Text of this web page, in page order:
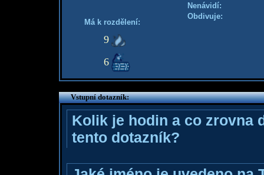
Má k rozdělení:
9
6
Nenávidí:
Obdivuje:
Vstupní dotazník:
Kolik je hodin a co zrovna
tento dotazník?